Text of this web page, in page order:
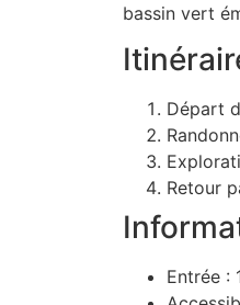
bassin vert
Départ
Retour
Entrée :